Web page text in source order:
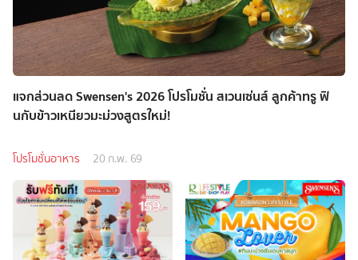
แจกส่วนลด Swensen's 2026 โปรโมชั่น สเวนเซ่นส์ ลูกค้าทรู ฟิ
นกับข้าวเหนียวมะม่วงสูตรใหม่!
โปรโมชั่นอาหาร 20 ก.พ. 69